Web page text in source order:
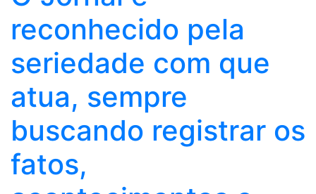
reconhecido pela
seriedade com que
atua, sempre
buscando registrar os
fatos,